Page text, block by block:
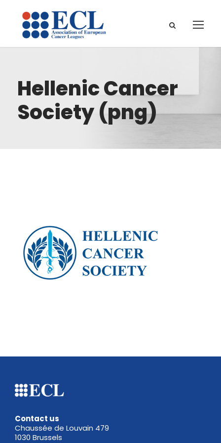
Hellenic Cancer
Society (png)
Contact us
Chaussée de Louvain 479
1030 Brussels